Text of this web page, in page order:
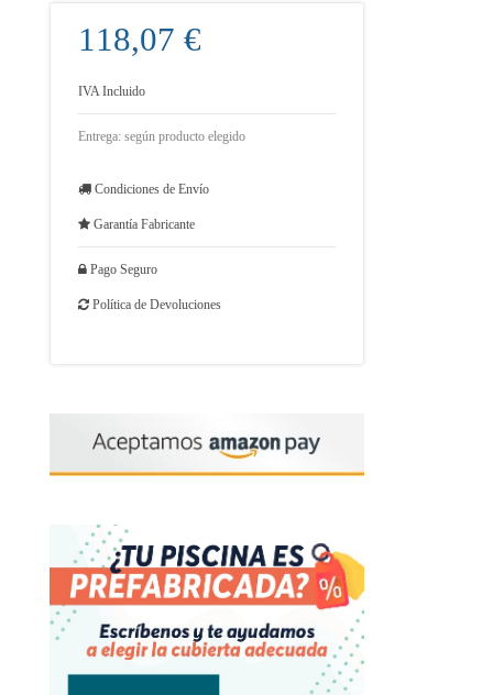
118,07 €
IVA Incluido
Entrega: según producto elegido
Condiciones de Envío
Garantía Fabricante
Pago Seguro
 Política de Devoluciones